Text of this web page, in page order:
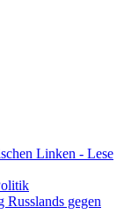
Linken - Lese
gegen